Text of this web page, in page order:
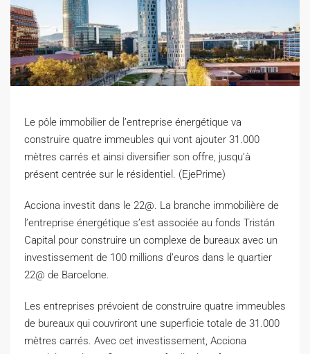
Le pôle immobilier de l’entreprise énergétique va
construire quatre immeubles qui vont ajouter 31.000
mètres carrés et ainsi diversifier son offre, jusqu’à
présent centrée sur le résidentiel. (EjePrime)
Acciona investit dans le 22@. La branche immobilière de
l’entreprise énergétique s’est associée au fonds Tristán
Capital pour construire un complexe de bureaux avec un
investissement de 100 millions d’euros dans le quartier
22@ de Barcelone.
Les entreprises prévoient de construire quatre immeubles
de bureaux qui couvriront une superficie totale de 31.000
mètres carrés. Avec cet investissement, Acciona